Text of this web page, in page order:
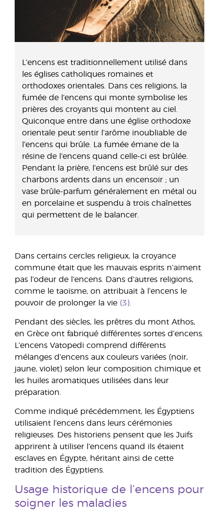
L’encens est traditionnellement utilisé dans
les églises catholiques romaines et
orthodoxes orientales. Dans ces religions, la
fumée de l’encens qui monte symbolise les
prières des croyants qui montent au ciel.
Quiconque entre dans une église orthodoxe
orientale peut sentir l’arôme inoubliable de
l’encens qui brûle. La fumée émane de la
résine de l’encens quand celle-ci est brûlée.
Pendant la prière, l’encens est brûlé sur des
charbons ardents dans un encensoir ; un
vase brûle-parfum généralement en métal ou
en porcelaine et suspendu à trois chaînettes
qui permettent de le balancer.
Dans certains cercles religieux, la croyance
commune était que les mauvais esprits n’aiment
pas l’odeur de l’encens. Dans d’autres religions,
comme le taoïsme, on attribuait à l’encens le
pouvoir de prolonger la vie (3)
Pendant des siècles, les prêtres du mont Athos,
en Grèce ont fabriqué différentes sortes d’encens.
L’encens Vatopedi comprend différents
mélanges d’encens aux couleurs variées (noir,
jaune, violet) selon leur composition chimique et
les huiles aromatiques utilisées dans leur
préparation.
Comme indiqué précédemment, les Égyptiens
utilisaient l’encens dans leurs cérémonies
religieuses. Des historiens pensent que les Juifs
apprirent à utiliser l’encens quand ils étaient
esclaves en Égypte, héritant ainsi de cette
tradition des Égyptiens.
Usage historique de l’encens pour
soigner les maladies